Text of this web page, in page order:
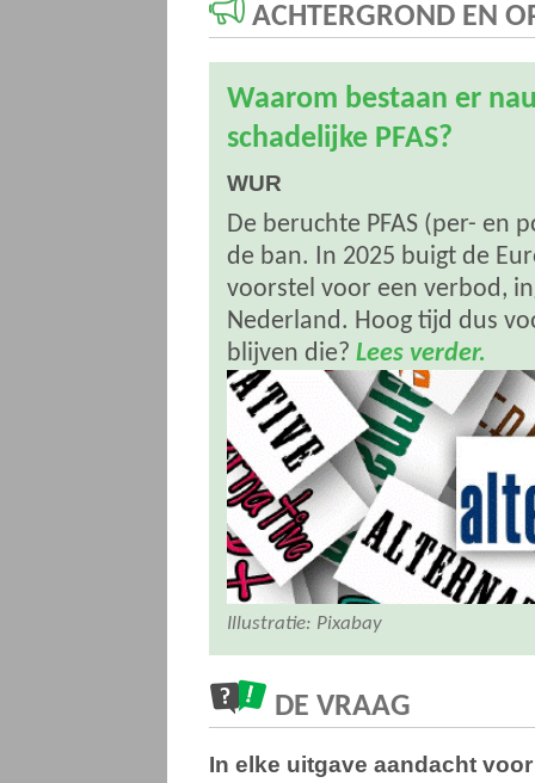
ACHTERGROND EN
Waarom bestaan er
schadelijke PFAS?
WUR
De beruchte PFAS (per- en
de ban. In 2025 buigt de
voorstel voor een verbod,
Nederland. Hoog tijd dus
blijven die? Lees verder.
Illustratie: Pixabay
DE VRAAG
In elke uitgave aandacht